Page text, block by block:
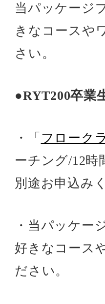
当パッケージ
きなコースや
さい。
●RYT200卒業
・「 フローク
ーチング/12時
別途お申込み
・当パッケー
好きなコース
ださい。